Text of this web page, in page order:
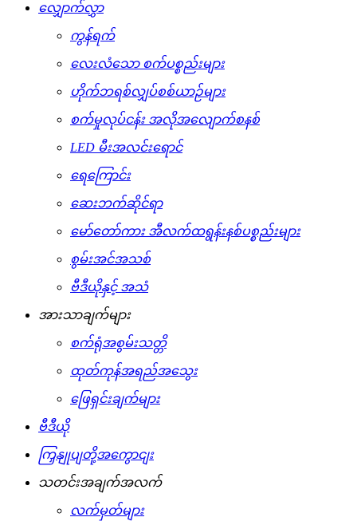
လျှောက်လွှာ
ကွန်ရက်
လေးလံသော စက်ပစ္စည်းများ
ဟိုက်ဘရစ်လျှပ်စစ်ယာဉ်များ
စက်မှုလုပ်ငန်း အလိုအလျောက်စနစ်
LED မီးအလင်းရောင်
ရေကြောင်း
ဆေးဘက်ဆိုင်ရာ
မော်တော်ကား အီလက်ထရွန်းနစ်ပစ္စည်းများ
စွမ်းအင်အသစ်
ဗီဒီယိုနှင့် အသံ
အားသာချက်များ
စက်ရုံအစွမ်းသတ္တိ
ထုတ်ကုန်အရည်အသွေး
ဖြေရှင်းချက်များ
ဗီဒီယို
ကြှနျုပျတို့အကွောငျး
သတင်းအချက်အလက်
လက်မှတ်များ